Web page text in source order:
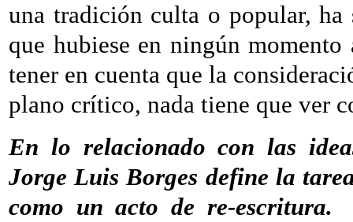
una tradición culta o popular,
que hubiese en ningún
tener en cuenta que la
plano crítico, nada tiene que ver
En lo relacionado con las
Jorge Luis Borges define la
como un acto de re-